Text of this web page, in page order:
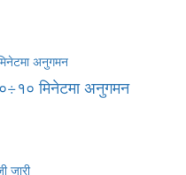
मिनेटमा अनुगमन